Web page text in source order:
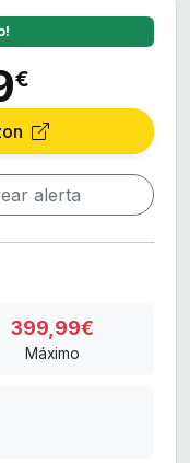
€
alerta
399,99€
Máximo